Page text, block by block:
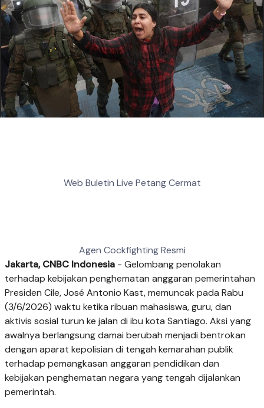
Web Buletin Live Petang Cermat
Agen Cockfighting Resmi
Jakarta, CNBC Indonesia - Gelombang penolakan
terhadap kebijakan penghematan anggaran pemerintahan
Presiden Cile, José Antonio Kast, memuncak pada Rabu
(3/6/2026) waktu ketika ribuan mahasiswa, guru, dan
aktivis sosial turun ke jalan di ibu kota Santiago. Aksi yang
awalnya berlangsung damai berubah menjadi bentrokan
dengan aparat kepolisian di tengah kemarahan publik
terhadap pemangkasan anggaran pendidikan dan
kebijakan penghematan negara yang tengah dijalankan
pemerintah.